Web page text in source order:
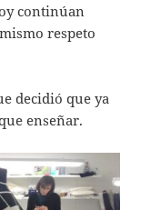
continúan
respeto
decidió que ya
enseñar.